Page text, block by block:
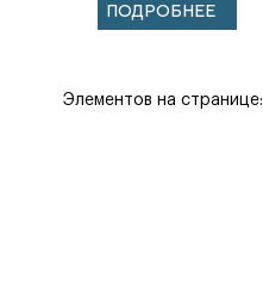
ПОДРОБНЕЕ
Элементов на странице: